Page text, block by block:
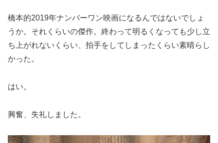
橋本的2019年ナンバーワン映画になるんではないでしょ
うか。それくらいの傑作。終わって明るくなっても少し立
ち上がれないくらい、拍手をしてしまったくらい素晴らし
かった。
はい。
興奮、失礼しました。